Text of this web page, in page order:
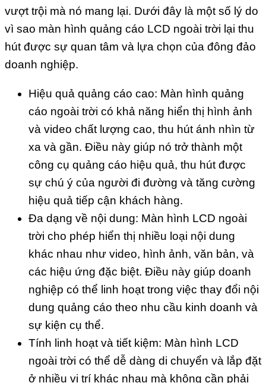
vượt trội mà nó mang lại. Dưới đây là một số lý do
vì sao màn hình quảng cáo LCD ngoài trời lại thu
hút được sự quan tâm và lựa chọn của đông đảo
doanh nghiệp.
Hiệu quả quảng cáo cao: Màn hình quảng
cáo ngoài trời có khả năng hiển thị hình ảnh
và video chất lượng cao, thu hút ánh nhìn từ
xa và gần. Điều này giúp nó trở thành một
công cụ quảng cáo hiệu quả, thu hút được
sự chú ý của người đi đường và tăng cường
hiệu quả tiếp cận khách hàng.
Đa dạng về nội dung: Màn hình LCD ngoài
trời cho phép hiển thị nhiều loại nội dung
khác nhau như video, hình ảnh, văn bản, và
các hiệu ứng đặc biệt. Điều này giúp doanh
nghiệp có thể linh hoạt trong việc thay đổi nội
dung quảng cáo theo nhu cầu kinh doanh và
sự kiện cụ thể.
Tính linh hoạt và tiết kiệm: Màn hình LCD
ngoài trời có thể dễ dàng di chuyển và lắp đặt
ở nhiều vị trí khác nhau mà không cần phải